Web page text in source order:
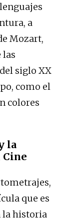
a
Mozart,
las
siglo XX
como el
colores
la
que es
la historia